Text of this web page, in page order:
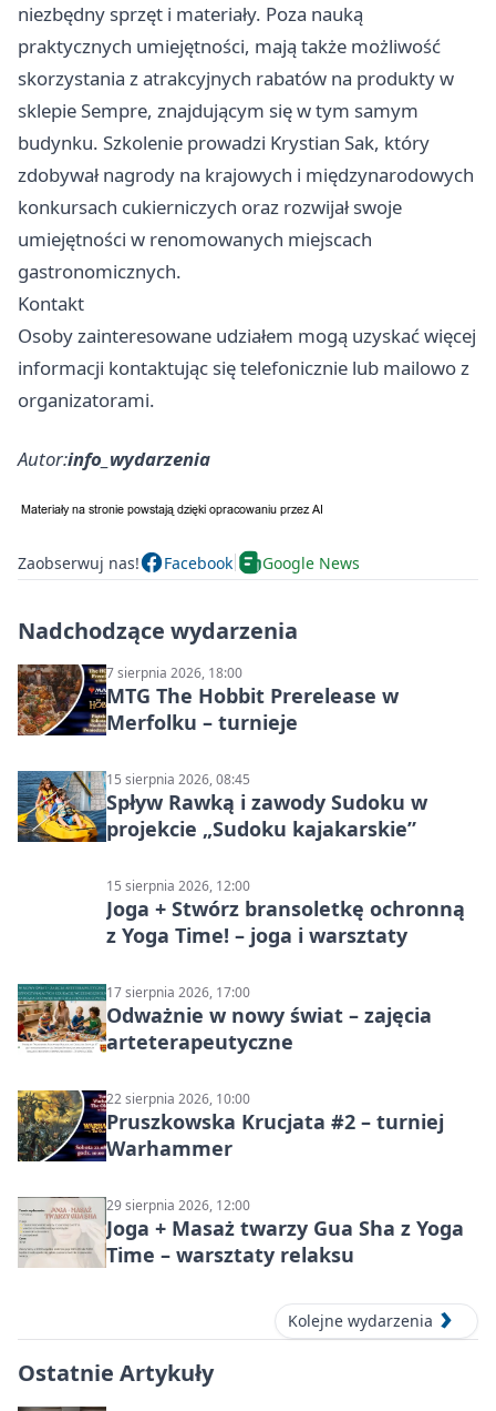
niezbędny sprzęt i materiały. Poza nauką
praktycznych umiejętności, mają także możliwość
skorzystania z atrakcyjnych rabatów na produkty w
sklepie Sempre, znajdującym się w tym samym
budynku. Szkolenie prowadzi Krystian Sak, który
zdobywał nagrody na krajowych i międzynarodowych
konkursach cukierniczych oraz rozwijał swoje
umiejętności w renomowanych miejscach
gastronomicznych.
Kontakt
Osoby zainteresowane udziałem mogą uzyskać więcej
informacji kontaktując się telefonicznie lub mailowo z
organizatorami.
Autor:info_wydarzenia
Zaobserwuj nas! Facebook Google News
Nadchodzące wydarzenia
7 sierpnia 2026, 18:00
MTG The Hobbit Prerelease w
Merfolku – turnieje
15 sierpnia 2026, 08:45
Spływ Rawką i zawody Sudoku w
projekcie „Sudoku kajakarskie”
15 sierpnia 2026, 12:00
Joga + Stwórz bransoletkę ochronną
z Yoga Time! – joga i warsztaty
17 sierpnia 2026, 17:00
Odważnie w nowy świat – zajęcia
arteterapeutyczne
22 sierpnia 2026, 10:00
Pruszkowska Krucjata #2 – turniej
Warhammer
29 sierpnia 2026, 12:00
Joga + Masaż twarzy Gua Sha z Yoga
Time – warsztaty relaksu
Kolejne wydarzenia
Ostatnie Artykuły